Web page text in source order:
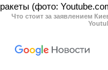
Что стоит за заявлением